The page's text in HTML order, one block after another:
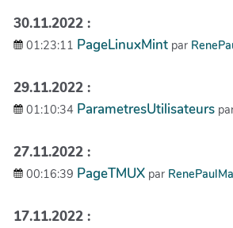
30.11.2022 :
01:23:11 PageLinuxMint par
29.11.2022 :
01:10:34 ParametresUtilisateurs
27.11.2022 :
00:16:39 PageTMUX par
17.11.2022 :